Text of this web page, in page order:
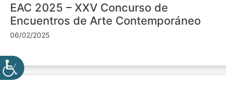
EAC 2025 – XXV Concurso de
Encuentros de Arte Contemporáneo
06/02/2025